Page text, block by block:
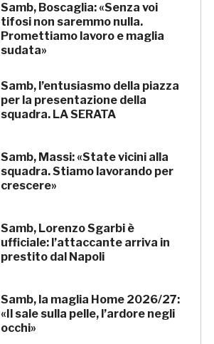
Samb, Boscaglia: «Senza voi
tifosi non saremmo nulla.
Promettiamo lavoro e maglia
sudata»
Samb, l’entusiasmo della piazza
per la presentazione della
squadra. LA SERATA
Samb, Massi: «State vicini alla
squadra. Stiamo lavorando per
crescere»
Samb, Lorenzo Sgarbi è
ufficiale: l’attaccante arriva in
prestito dal Napoli
Samb, la maglia Home 2026/27:
«Il sale sulla pelle, l’ardore negli
occhi»